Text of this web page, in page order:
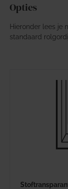
Opties
Hieronder lees je
standaard